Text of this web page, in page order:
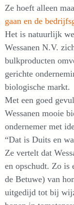
Ze hoeft alleen
gaan en de
Het is natuurlijk
Wessanen N.V.
bulkproducten
gerichte
biologische markt.
Met een goed
Wessanen mooie
ondernemer met
“Dat is Duits en
Ze vertelt dat
en opschudt. Zo
de Betuwe) van
uitgedijd tot bij